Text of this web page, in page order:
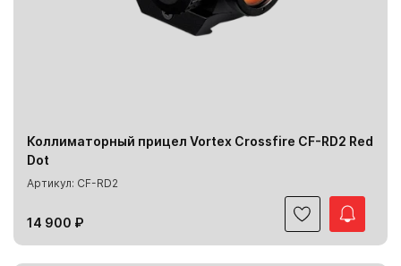
Коллиматорный прицел Vortex Crossfire CF-RD2 Red
Dot
Артикул: CF-RD2
14 900 ₽